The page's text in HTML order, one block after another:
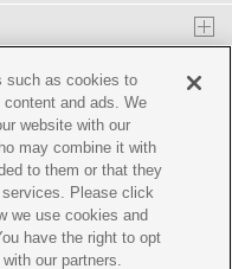
such as cookies to
and ads. We
website with our
may combine it with
to them or that they
Please click
we use cookies and
have the right to opt
our partners.